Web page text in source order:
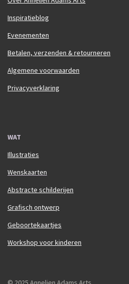
Inspiratieblog
Evenementen
Betalen, verzenden & retourneren
Algemene voorwaarden
Privacyverklaring
WAT
Illustraties
Wenskaarten
Abstracte schilderijen
Grafisch ontwerp
Geboortekaartjes
Workshop voor kinderen